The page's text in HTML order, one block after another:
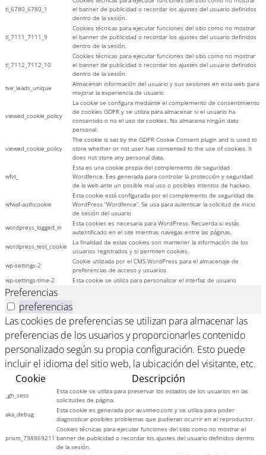
tl_6780_6780_1
el banner de publicidad o recordar los ajustes del usuario definidos
dentro de la sesión.
tl_7111_7111_9
Cookies técnicas para ejecutar funciones del sitio como no mostrar
el banner de publicidad o recordar los ajustes del usuario definidos
dentro de la sesión.
tl_7112_7112_10
Cookies técnicas para ejecutar funciones del sitio como no mostrar
el banner de publicidad o recordar los ajustes del usuario definidos
dentro de la sesión.
tve_leads_unique
Almacenan información del usuario y sus sesiones en esta web para
mejorar la experiencia de usuario
viewed_cookie_policy
La cookie se configura mediante el complemento de consentimiento
de cookies GDPR y se utiliza para almacenar si el usuario ha
consentido o no el uso de cookies. No almacena ningún dato
personal.
viewed_cookie_policy
The cookie is set by the GDPR Cookie Consent plugin and is used to
store whether or not user has consented to the use of cookies. It
does not store any personal data.
wfvt_
Esta es una cookie propia del complemento de seguridad
Wordfence. Ees generada para controlar la protección y seguridad
de la web ante un posible mal uso o posibles intentos de hackeo.
wfwaf-authcookie
Esta cookie está configurada por el complemento de seguridad de
WordPress “Wordfence”. Se usa para autenticar la solicitud de inicio
de sesión del usuario
wordpress_logged_in
Esta cookies es necesaria para WordPress. Recuerda si estás
autentificado en el site mientras navegas entre las páginas.
wordpress_test_cookie
La finalidad de estas cookies son mantener la información de los
usuarios registrados y si permiten cookies.
wp-settings-2
Cookie utilizada por el CMS WordPress para el almacenaje de
preferencias de acceso y usuarios.
wp-settings-time-2
Esta cookie se utiliza para personalizar el interfaz de usuario
Preferencias
preferencias
Las cookies de preferencias se utilizan para almacenar las
preferencias de los usuarios y proporcionarles contenido
personalizado según su propia configuración. Esto puede
incluir el idioma del sitio web, la ubicación del visitante, etc.
Cookie
Descripción
_gh_sess
Esta cookie se utiliza para preservar los estados de los usuarios en las
solicitudes de página.
aka_debug
Esta cookie es generada por av.vimeo.com y se utiliza para poder
diagnosticar posibles problemas que pudieran ocurrir en el reproductor.
prism_798869211
Cookies técnicas para ejecutar funciones del sitio como no mostrar el
banner de publicidad o recordar los ajustes del usuario definidos dentro
de la sesión.